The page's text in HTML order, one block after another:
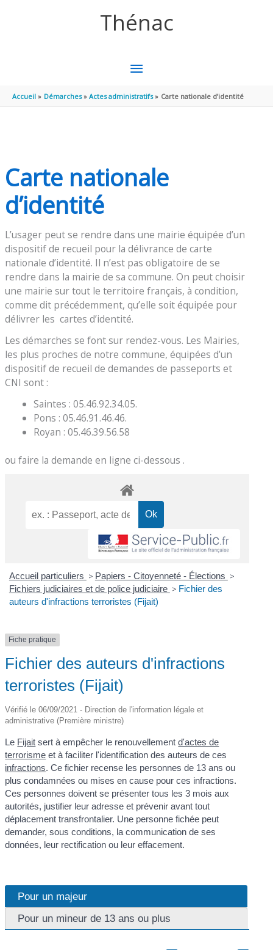
Thénac
MENU
PRINCIPAL
Accueil Démarches Actes administratifs Carte nationale d’identité
Carte nationale
d’identité
L’usager peut se rendre dans une mairie équipée d’un
dispositif de recueil pour la délivrance de carte
nationale d’identité. Il n’est pas obligatoire de se
rendre dans la mairie de sa commune. On peut choisir
une mairie sur tout le territoire français, à condition,
comme dit précédemment, qu’elle soit équipée pour
délivrer les cartes d’identité.
Les démarches se font sur rendez-vous. Les Mairies,
les plus proches de notre commune, équipées d’un
dispositif de recueil de demandes de passeports et
CNI sont :
Saintes : 05.46.92.34.05.
Pons : 05.46.91.46.46.
Royan : 05.46.39.56.58
ou faire la demande en ligne ci-dessous .
Accueil particuliers > Papiers - Citoyenneté - Élections >
Fichiers judiciaires et de police judiciaire > Fichier des
auteurs d'infractions terroristes (Fijait)
Fiche pratique
Fichier des auteurs d'infractions
terroristes (Fijait)
Vérifié le 06/09/2021 - Direction de l'information légale et
administrative (Première ministre)
Le Fijait sert à empêcher le renouvellementd'actes de
terrorisme et à faciliter l'identification des auteurs de ces
infractions. Ce fichier recense les personnes de 13 ans ou
plus condamnées ou mises en cause pour ces infractions.
Ces personnes doivent se présenter tous les 3 mois aux
autorités, justifier leur adresse et prévenir avant tout
déplacement transfrontalier. Une personne fichée peut
demander, sous conditions, la communication de ses
données, leur rectification ou leur effacement.
Pour un majeur
Pour un mineur de 13 ans ou plus